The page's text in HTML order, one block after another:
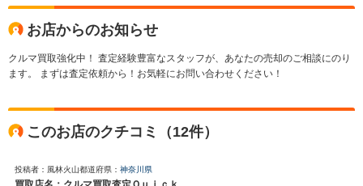
お店からのお知らせ
クルマ買取強化中！ 査定経験豊富なスタッフが、あなたの売却のご相談にのり
ます。 まずは査定依頼から！お気軽にお問い合わせください！
このお店のクチコミ（12件）
投稿者：風林火山都道府県： 神奈川県